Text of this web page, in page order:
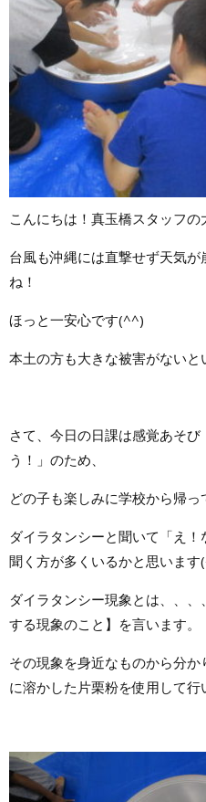
こんにちは！真玉橋スタッフ
台風も沖縄には直撃せず天気
ね！
ほっと一安心です(^^)
本土の方も大きな被害がないと
さて、今日の日課は感覚あそ
う！」のため、
どの子も楽しみに学校から帰
ダイラタンシーと聞いて「え
聞く方が多くいるかと思います
ダイラタンシー現象とは、、
する現象のこと】を言います。
その現象を身近なものから分
に溶かした片栗粉を使用して